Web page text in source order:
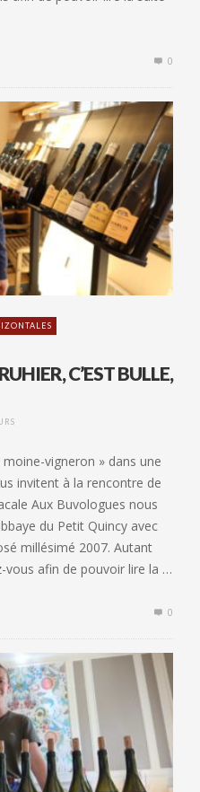
0
C’EST BULLE,
vigneron » dans une
invitent à la rencontre de
Aux Buvologues nous
du Petit Quincy avec
millésimé 2007. Autant
vous afin de pouvoir lire la …
0